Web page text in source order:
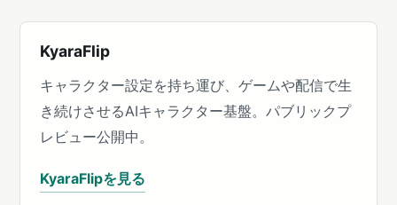
KyaraFlip
キャラクター設定を持ち運び、ゲームや配信で生
き続けさせるAIキャラクター基盤。パブリックプ
レビュー公開中。
KyaraFlipを見る